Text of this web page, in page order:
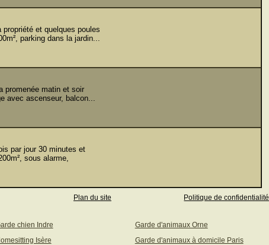
et quelques poules
parking dans la jardin...
promenée matin et soir
avec ascenseur, balcon...
par jour 30 minutes et
sous alarme,
Plan du site Politique de confidentialité
chien Indre Garde d'animaux Orne
Isère Garde d'animaux à domicile Paris